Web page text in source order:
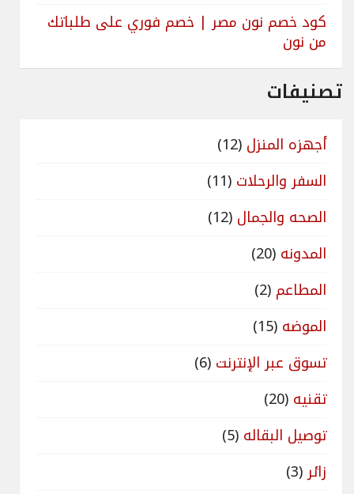
كود خصم نون مصر | خصم فوري على طلباتك
من نون
تصنيفات
أجهزه المنزل (12)
السفر والرحلات (11)
الصحه والجمال (12)
المدونه (20)
المطاعم (2)
الموضه (15)
تسوق عبر الإنترنت (6)
تقنيه (20)
توصيل البقاله (5)
زائر(3)